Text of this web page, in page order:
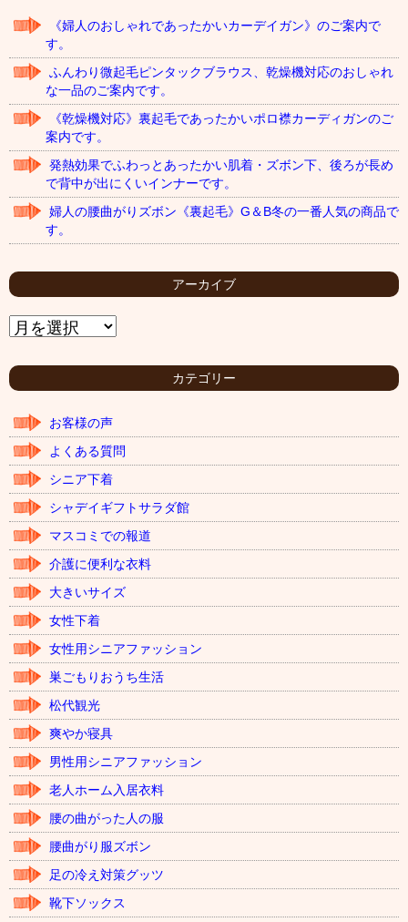
《婦人のおしゃれであったかいカーデイガン》のご案内で
す。
ふんわり微起毛ピンタックブラウス、乾燥機対応のおしゃれ
な一品のご案内です。
《乾燥機対応》裏起毛であったかいポロ襟カーディガンのご
案内です。
発熱効果でふわっとあったかい肌着・ズボン下、後ろが長め
で背中が出にくいインナーです。
婦人の腰曲がりズボン《裏起毛》G＆B冬の一番人気の商品で
す。
アーカイブ
ア
ー
イ
カテゴリー
お客様の声
よくある質問
シニア下着
シャデイギフトサラダ館
マスコミでの報道
介護に便利な衣料
大きいサイズ
女性下着
女性用シニアファッション
巣ごもりおうち生活
松代観光
爽やか寝具
男性用シニアファッション
老人ホーム入居衣料
腰の曲がった人の服
腰曲がり服ズボン
足の冷え対策グッツ
靴下ソックス